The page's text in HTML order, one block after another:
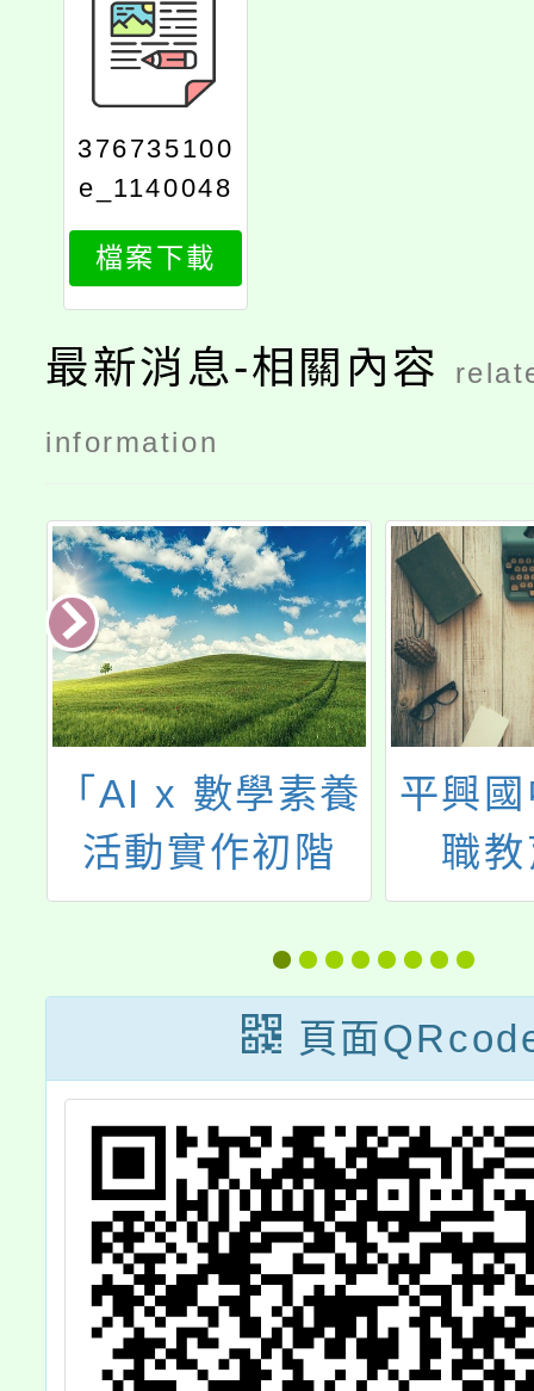
376735100
e_1140048
844_attach
1
檔案下載
最新消息-相關內容
information
平興國中辦理親
職教育講座
─「薩提爾教你
陪孩子穿越情緒
風暴」，歡迎教
師、家長及社區
人士參加。
有關
教育
心辦
育議
『台灣
上生
線上
案，
躍報
頁面